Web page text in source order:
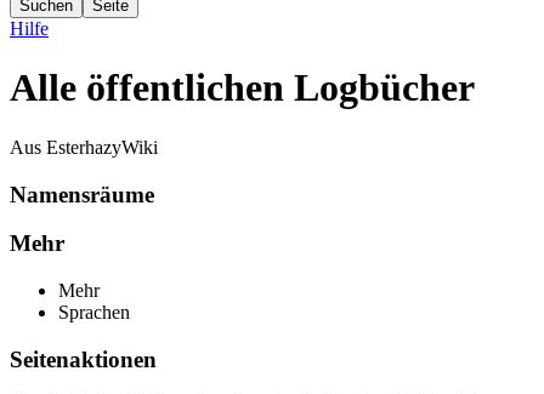
Hilfe
Alle öffentlichen Logbücher
Aus EsterhazyWiki
Namensräume
Mehr
Mehr
Sprachen
Seitenaktionen